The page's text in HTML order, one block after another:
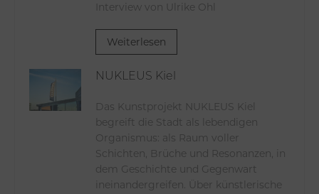
Interview von Ulrike Ohl
Weiterlesen
NUKLEUS Kiel
Das Kunstprojekt NUKLEUS Kiel
begreift die Stadt als lebendigen
Organismus: als Raum voller
Schichten, Brüche und Resonanzen, in
dem Geschichte und Gegenwart
ineinandergreifen. Über künstlerische